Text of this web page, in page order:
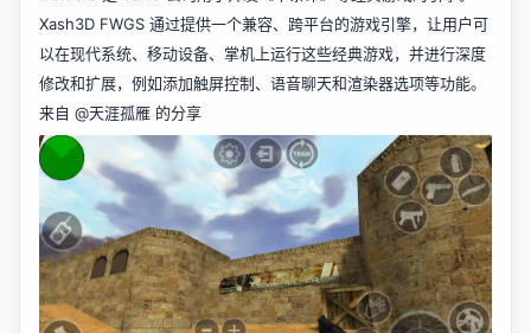
Xash3D FWGS 通过提供一个兼容、跨平台的游戏引擎，让用户可
以在现代系统、移动设备、掌机上运行这些经典游戏，并进行深度
修改和扩展，例如添加触屏控制、语音聊天和渲染器选项等功能。
来自 @天涯孤雁 的分享